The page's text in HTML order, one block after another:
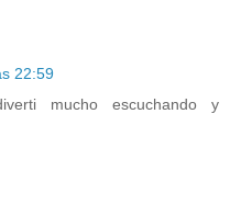
22:59
mucho escuchando y